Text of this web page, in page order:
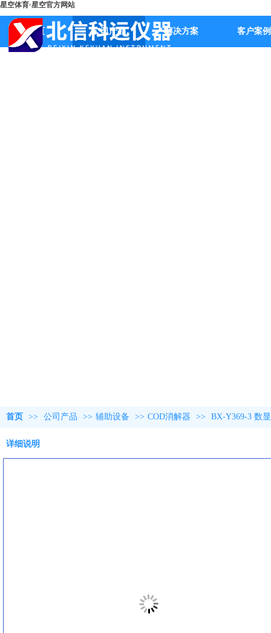
星空体育·星空官方网站
首页 公司产品 解决方案 客户案例
首页 >> 公司产品 >> 辅助设备 >> COD消解器 >> BX-Y369-3 数
详细说明